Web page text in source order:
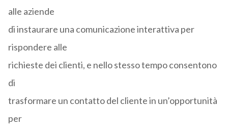
alle aziende
di instaurare una comunicazione interattiva per
rispondere alle
richieste dei clienti, e nello stesso tempo consentono
di
trasformare un contatto del cliente in un’opportunità
per